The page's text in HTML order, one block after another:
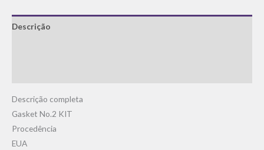
Descrição
Descrição completa
Gasket No.2 KIT
Procedência
EUA